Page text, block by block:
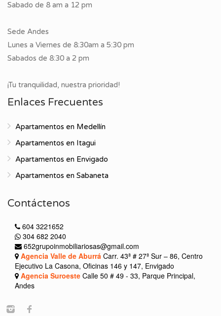
Sabado de 8 am a 12 pm
Sede Andes
Lunes a Viernes de 8:30am a 5:30 pm
Sabados de 8:30 a 2 pm
¡Tu tranquilidad, nuestra prioridad!
Enlaces Frecuentes
Apartamentos en Medellín
Apartamentos en Itagui
Apartamentos en Envigado
Apartamentos en Sabaneta
Contáctenos
604 3221652
304 682 2040
652grupoinmobiliariosas@gmail.com
Agencia Valle de Aburrá Carr. 43ª # 27ª Sur – 86, Centro
Ejecutivo La Casona, Oficinas 146 y 147, Envigado
Agencia Suroeste Calle 50 # 49 - 33, Parque Principal,
Andes